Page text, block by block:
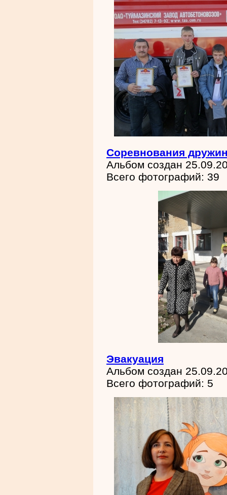
Соревнования
Альбом создан
Всего фотографий: 39
Эвакуация
Альбом создан
Всего фотографий: 5